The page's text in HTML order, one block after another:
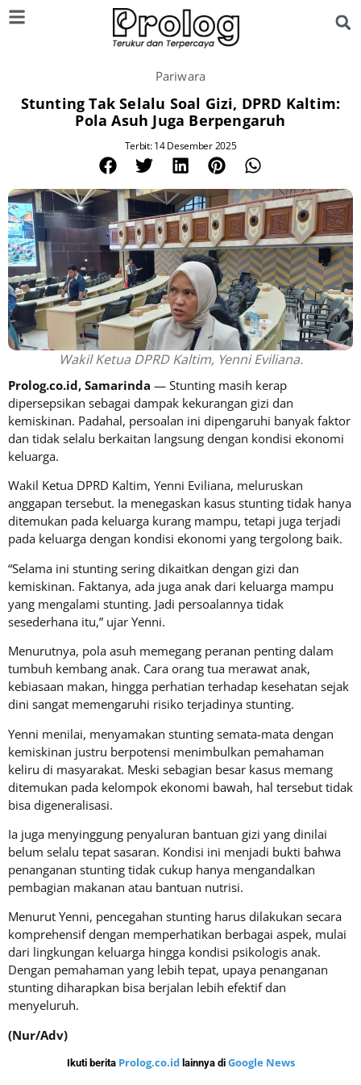
Pariwara
Stunting Tak Selalu Soal Gizi, DPRD Kaltim:
Pola Asuh Juga Berpengaruh
Terbit: 14 Desember 2025
Wakil Ketua DPRD Kaltim, Yenni Eviliana.
Prolog.co.id, Samarinda — Stunting masih kerap
dipersepsikan sebagai dampak kekurangan gizi dan
kemiskinan. Padahal, persoalan ini dipengaruhi banyak faktor
dan tidak selalu berkaitan langsung dengan kondisi ekonomi
keluarga.
Wakil Ketua DPRD Kaltim, Yenni Eviliana, meluruskan
anggapan tersebut. Ia menegaskan kasus stunting tidak hanya
ditemukan pada keluarga kurang mampu, tetapi juga terjadi
pada keluarga dengan kondisi ekonomi yang tergolong baik.
“Selama ini stunting sering dikaitkan dengan gizi dan
kemiskinan. Faktanya, ada juga anak dari keluarga mampu
yang mengalami stunting. Jadi persoalannya tidak
sesederhana itu,” ujar Yenni.
Menurutnya, pola asuh memegang peranan penting dalam
tumbuh kembang anak. Cara orang tua merawat anak,
kebiasaan makan, hingga perhatian terhadap kesehatan sejak
dini sangat memengaruhi risiko terjadinya stunting.
Yenni menilai, menyamakan stunting semata-mata dengan
kemiskinan justru berpotensi menimbulkan pemahaman
keliru di masyarakat. Meski sebagian besar kasus memang
ditemukan pada kelompok ekonomi bawah, hal tersebut tidak
bisa digeneralisasi.
Ia juga menyinggung penyaluran bantuan gizi yang dinilai
belum selalu tepat sasaran. Kondisi ini menjadi bukti bahwa
penanganan stunting tidak cukup hanya mengandalkan
pembagian makanan atau bantuan nutrisi.
Menurut Yenni, pencegahan stunting harus dilakukan secara
komprehensif dengan memperhatikan berbagai aspek, mulai
dari lingkungan keluarga hingga kondisi psikologis anak.
Dengan pemahaman yang lebih tepat, upaya penanganan
stunting diharapkan bisa berjalan lebih efektif dan
menyeluruh.
(Nur/Adv)
Ikuti berita Prolog.co.id lainnya di Google News